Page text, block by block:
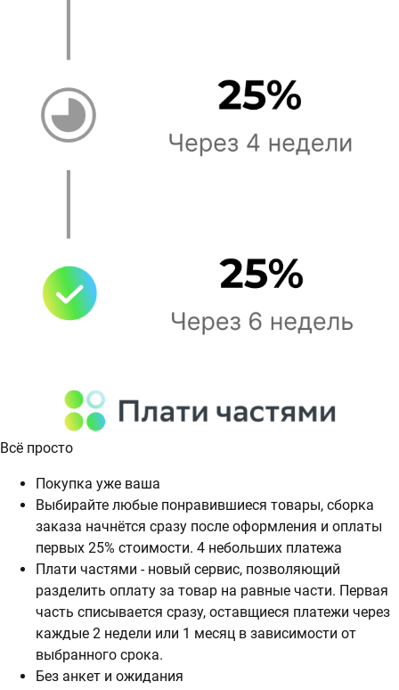
Всё просто
Покупка уже ваша
Выбирайте любые понравившиеся товары, сборка
заказа начнётся сразу после оформления и оплаты
первых 25% стоимости. 4 небольших платежа
Плати частями - новый сервис, позволяющий
разделить оплату за товар на равные части. Первая
часть списывается сразу, оставщиеся платежи через
каждые 2 недели или 1 месяц в зависимости от
выбранного срока.
Без анкет и ожидания